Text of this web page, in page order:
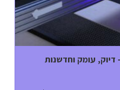
דיוק, עומק וחדשנות